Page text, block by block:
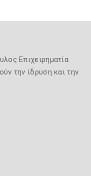
Επιχειρηματία
την ίδρυση και την